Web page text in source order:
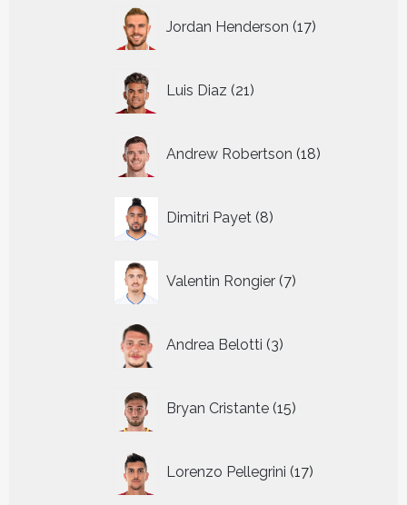
Jordan Henderson 17
producten
Luis Diaz 21
producten
Andrew Robertson 18
producten
Dimitri Payet 8
producten
Valentin Rongier 7
producten
Andrea Belotti 3
producten
Bryan Cristante 15
producten
Lorenzo Pellegrini 17
producten